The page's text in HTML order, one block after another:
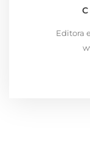
Editora